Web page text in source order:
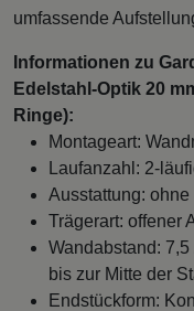
umfassende
Informationen zu
Edelstahl-Optik 20
Ringe):
Montageart:
Laufanzahl: 2-
Ausstattung: ohne
Trägerart: offener
Wandabstand:
bis zur Mitte der
Endstückform: